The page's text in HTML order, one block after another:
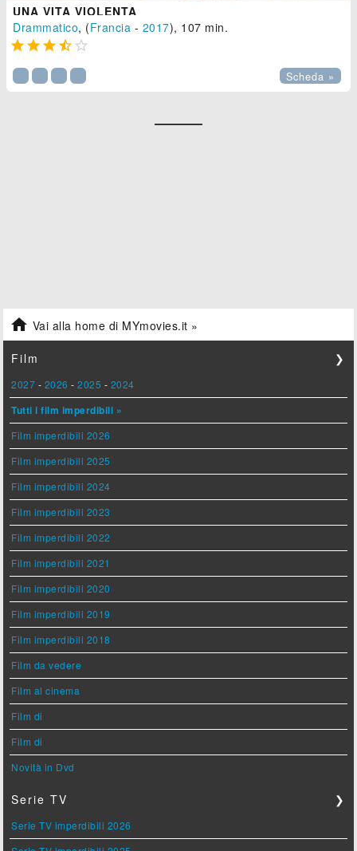
UNA VITA VIOLENTA
Drammatico, (Francia - 2017), 107 min.
    
Scheda »
 Vai alla home di MYmovies.it »
Film ❯
2027 - 2026 -2025 - 2024
Tutti i film imperdibili »
Film imperdibili 2026
Film imperdibili 2025
Film imperdibili 2024
Film imperdibili 2023
Film imperdibili 2022
Film imperdibili 2021
Film imperdibili 2020
Film imperdibili 2019
Film imperdibili 2018
Film da vedere
Film al cinema
Film di
Film di
Novità in Dvd
Serie TV ❯
Serie TV imperdibili 2026